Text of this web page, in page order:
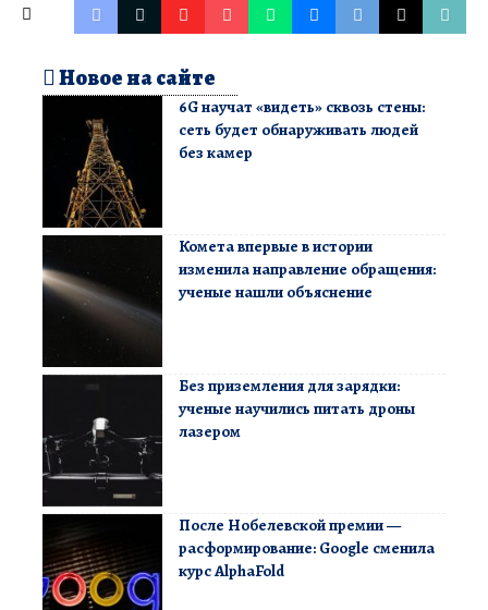
Новое на сайте
6G научат «видеть» сквозь стены:
сеть будет обнаруживать людей
без камер
Комета впервые в истории
изменила направление обращения:
ученые нашли объяснение
Без приземления для зарядки:
ученые научились питать дроны
лазером
После Нобелевской премии —
расформирование: Google сменила
курс AlphaFold